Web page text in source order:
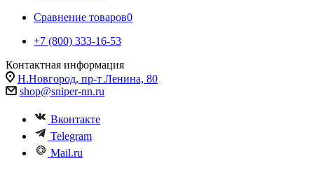
Сравнение товаров0
+7 (800) 333-16-53
Контактная информация
Н.Новгород, пр-т Ленина, 80
shop@sniper-nn.ru
Вконтакте
Telegram
Mail.ru